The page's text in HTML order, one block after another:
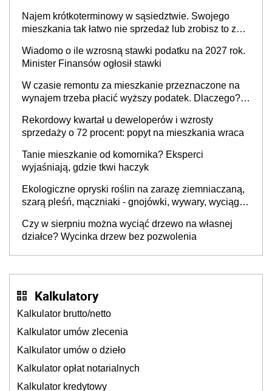
Najem krótkoterminowy w sąsiedztwie. Swojego
mieszkania tak łatwo nie sprzedaż lub zrobisz to ze
Wiadomo o ile wzrosną stawki podatku na 2027 rok.
Minister Finansów ogłosił stawki
W czasie remontu za mieszkanie przeznaczone na
wynajem trzeba płacić wyższy podatek. Dlaczego?
Rekordowy kwartał u deweloperów i wzrosty
sprzedaży o 72 procent: popyt na mieszkania wraca
Tanie mieszkanie od komornika? Eksperci
wyjaśniają, gdzie tkwi haczyk
Ekologiczne opryski roślin na zarazę ziemniaczaną,
szarą pleśń, mączniaki - gnojówki, wywary, wyciągi.
Czy w sierpniu można wyciąć drzewo na własnej
działce? Wycinka drzew bez pozwolenia
Kalkulatory
Kalkulator brutto/netto
Kalkulator umów zlecenia
Kalkulator umów o dzieło
Kalkulator opłat notarialnych
Kalkulator kredytowy